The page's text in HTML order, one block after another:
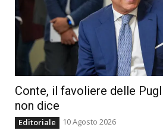
Conte, il favoliere delle
non dice
Editoriale 10 Agosto 2026